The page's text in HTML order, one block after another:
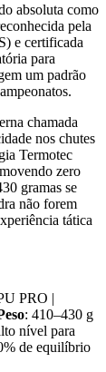
absoluta como
pela
e certificada
para
um padrão
chamada
nos chutes
Termotec
zero
gramas se
não forem
tática
PRO |
: 410–430 g
nível para
de equilíbrio